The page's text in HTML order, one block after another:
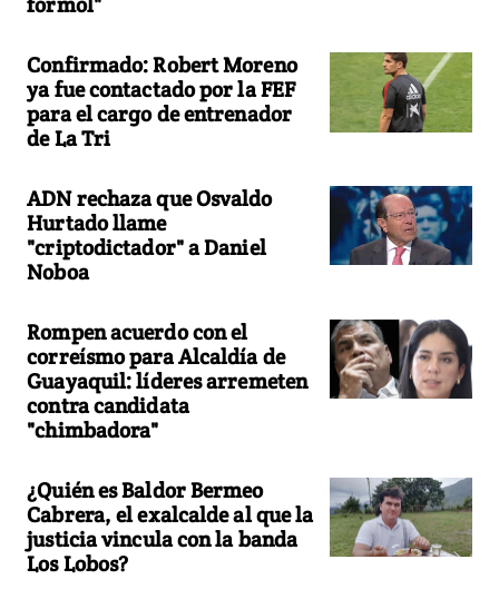
Confirmado: Robert Moreno
ya fue contactado por la FEF
para el cargo de entrenador
de La Tri
ADN rechaza que Osvaldo
Hurtado llame
"criptodictador" a Daniel
Noboa
Rompen acuerdo con el
correísmo para Alcaldía de
Guayaquil: líderes arremeten
contra candidata
"chimbadora"
¿Quién es Baldor Bermeo
Cabrera, el exalcalde al que la
justicia vincula con la banda
Los Lobos?